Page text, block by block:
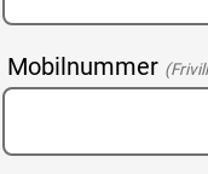
Mobilnummer